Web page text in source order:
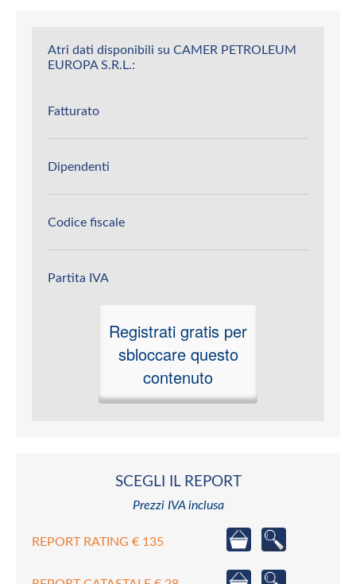
Atri dati disponibili su CAMER PETROLEUM
EUROPA S.R.L.:
Fatturato
Dipendenti
Codice fiscale
Partita IVA
Registrati gratis per
sbloccare questo
contenuto
SCEGLI IL REPORT
Prezzi IVA inclusa
REPORT RATING € 135